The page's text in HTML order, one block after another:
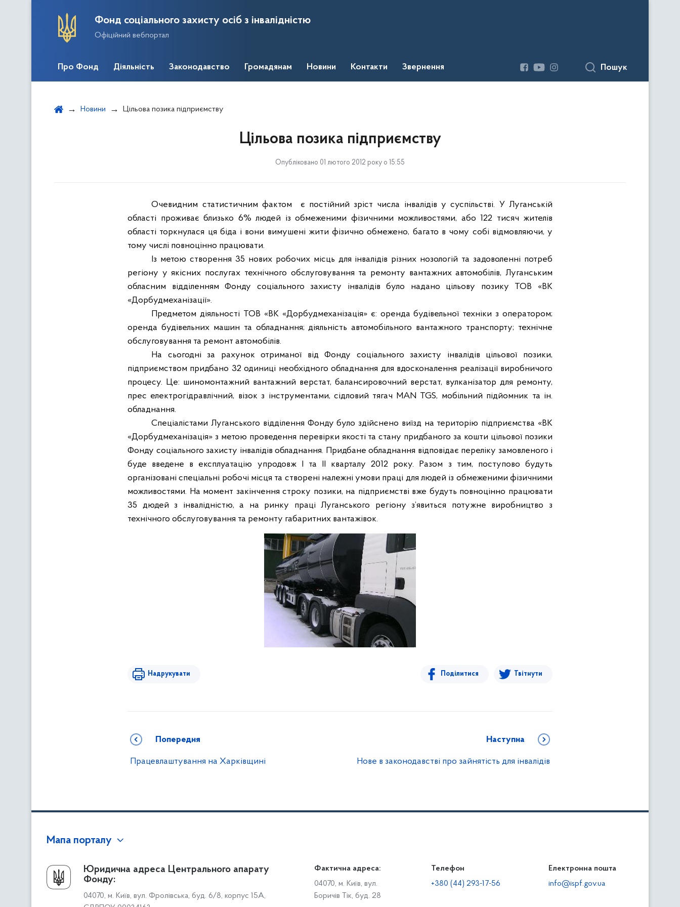
Фонд соціального захисту осіб з інвалідністю
Офіційний вебпортал
Про Фонд Діяльність Законодавство Громадянам Новини Контакти Звернення Пошук
Новини Цільова позика підприємству
Цільова позика підприємству
Опубліковано 01 лютого 2012 року о 15:55
Очевидним статистичним фактом є постійний зріст числа інвалідів у суспільстві. УЛуганській
області проживає близько 6% людей із обмеженими фізичними можливостями, або 122 тисяч жителів
області торкнулася ця біда і вони вимушені жити фізично обмежено, багато в чому собі відмовляючи, у
тому числі повноцінно працювати.
Із метою створення 35 нових робочих місць для інвалідів різних нозологій та задоволенні потреб
регіону у якісних послугах технічного обслуговування та ремонту вантажних автомобілів, Луганським
обласним відділенням Фонду соціального захисту інвалідів було надано цільову позику ТОВ «ВК
«Дорбудмеханізації».
Предметом діяльності ТОВ «ВК «Дорбудмеханізація» є: оренда будівельної техніки з оператором;
оренда будівельних машин та обладнання; діяльність автомобільного вантажного транспорту; технічне
обслуговування та ремонт автомобілів.
На сьогодні за рахунок отриманої від Фонду соціального захисту інвалідів цільової позики,
підприємством придбано 32 одиниці необхідного обладнання для вдосконалення реалізації виробничого
процесу. Це: шиномонтажний вантажний верстат, балансировочний верстат, вулканізатор для ремонту,
прес електрогідравлічний, візок з інструментами, сідловий тягач MAN TGS, мобільний підйомник та ін.
обладнання.
Спеціалістами Луганського відділення Фонду було здійснено виїзд на територію підприємства «ВК
«Дорбудмеханізація» з метою проведення перевірки якості та стану придбаного за кошти цільової позики
Фонду соціального захисту інвалідів обладнання. Придбане обладнання відповідає переліку замовленого і
буде введене в експлуатацію упродовж І та ІІ кварталу 2012 року. Разом з тим, поступово будуть
організовані спеціальні робочі місця та створені належні умови праці для людей із обмеженими фізичними
можливостями. На момент закінчення строку позики, на підприємстві вже будуть повноцінно працювати
35 дюдей з інвалідністю, а на ринку праці Луганського регіону з’явиться потужне виробництво з
технічного обслуговування та ремонту габаритних вантажівок.
Надрукувати Поділитися Твітнути
Попередня
Працевлаштування на Харківщині
Наступна
Нове в законодавстві про зайнятість для інвалідів
Мапа порталу
Про Фонд
Керівництво
Структура Фонду
Громадянам
Доступ до публічної інформації
Звіти щодо роботи із запитами на отримання публічної
Діяльність
Роботодавцям
Юридична адреса Центрального апарату
Фонду:
04070, м. Київ, вул. Фролівська, буд. 6/8, корпус 15А,
Фактична адреса:
04070, м. Київ, вул.
Боричів Тік, буд. 28
Телефон
+380 (44) 293-17-56
Електронна пошта
info@ispf.gov.ua